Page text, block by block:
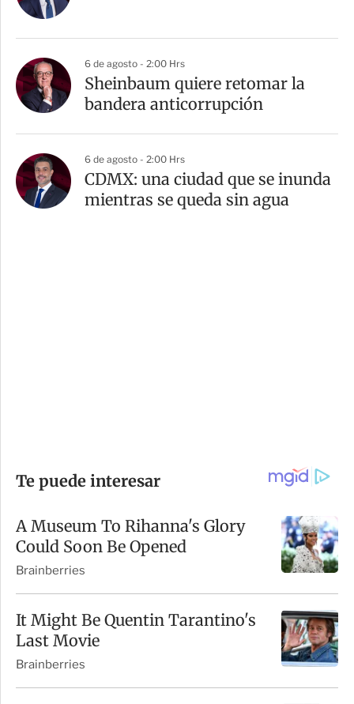
6 de agosto - 2:00 Hrs
Sheinbaum quiere retomar la
bandera anticorrupción
6 de agosto - 2:00 Hrs
CDMX: una ciudad que se inunda
mientras se queda sin agua